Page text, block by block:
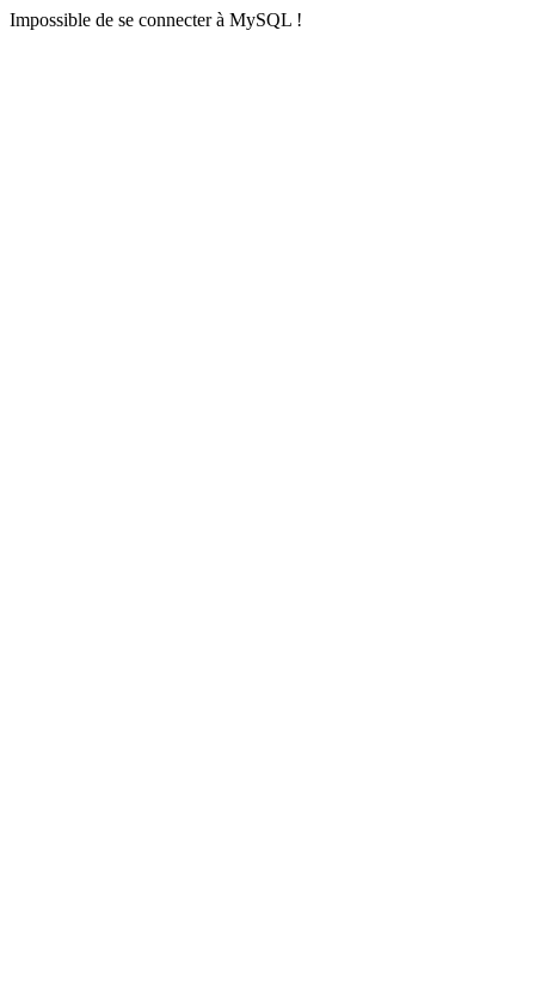
Impossible de se connecter à MySQL !